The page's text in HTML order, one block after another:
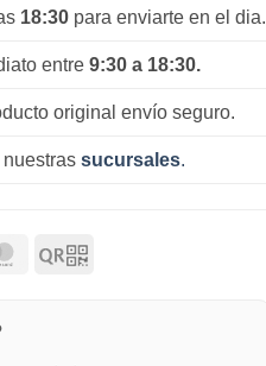
18:30para enviarte en el dia.
entre 9:30 a 18:30.
original envío seguro.
sucursales.